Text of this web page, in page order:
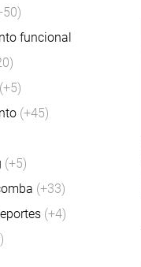
funcional
(+5)
(+45)
(+5)
(+33)
(+4)